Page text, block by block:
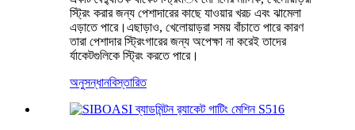
স্ট্রিং করার জন্য পেশাদারের কাছে যাওয়ার খরচ এবং ঝামেলা
এড়াতে পারে।এছাড়াও, খেলোয়াড়রা সময় বাঁচাতে পারে কারণ
তারা পেশাদার স্ট্রিংগারের জন্য অপেক্ষা না করেই তাদের
র্যাকেটগুলিকে স্ট্রিং করতে পারে।
অনুসন্ধানবিস্তারিত